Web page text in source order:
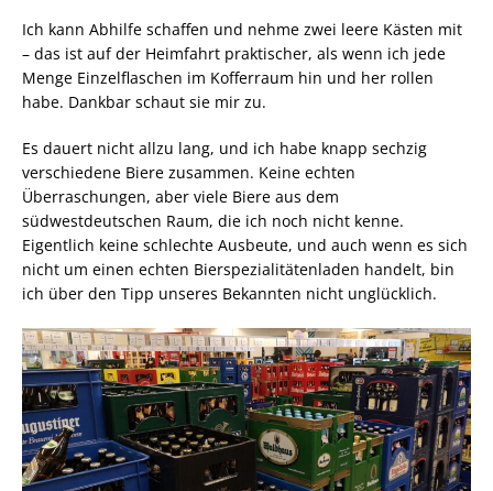
Ich kann Abhilfe schaffen und nehme zwei leere Kästen mit
– das ist auf der Heimfahrt praktischer, als wenn ich jede
Menge Einzelflaschen im Kofferraum hin und her rollen
habe. Dankbar schaut sie mir zu.
Es dauert nicht allzu lang, und ich habe knapp sechzig
verschiedene Biere zusammen. Keine echten
Überraschungen, aber viele Biere aus dem
südwestdeutschen Raum, die ich noch nicht kenne.
Eigentlich keine schlechte Ausbeute, und auch wenn es sich
nicht um einen echten Bierspezialitätenladen handelt, bin
ich über den Tipp unseres Bekannten nicht unglücklich.